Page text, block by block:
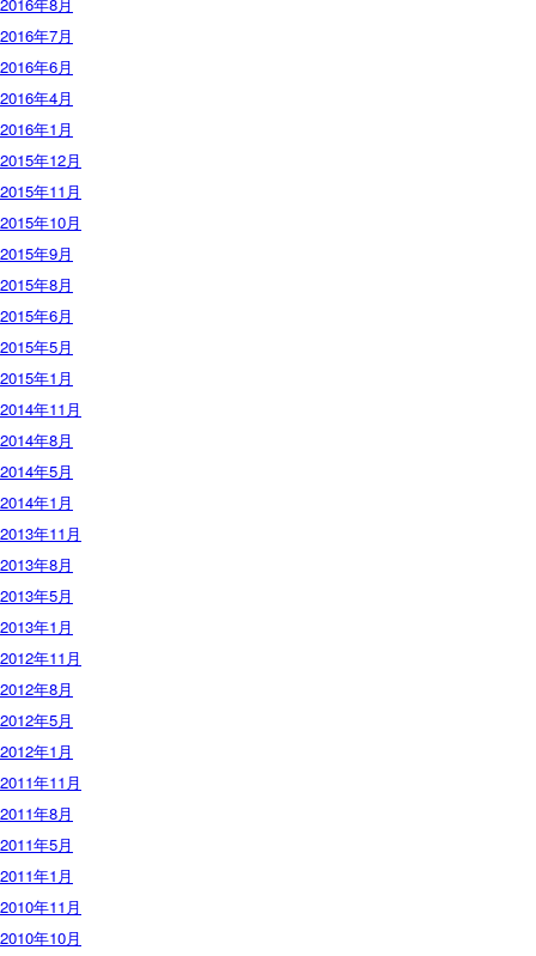
2016年7月
2016年6月
2016年4月
2016年1月
2015年12月
2015年11月
2015年10月
2015年9月
2015年8月
2015年6月
2015年5月
2015年1月
2014年11月
2014年8月
2014年5月
2014年1月
2013年11月
2013年8月
2013年5月
2013年1月
2012年11月
2012年8月
2012年5月
2012年1月
2011年11月
2011年8月
2011年5月
2011年1月
2010年11月
2010年10月